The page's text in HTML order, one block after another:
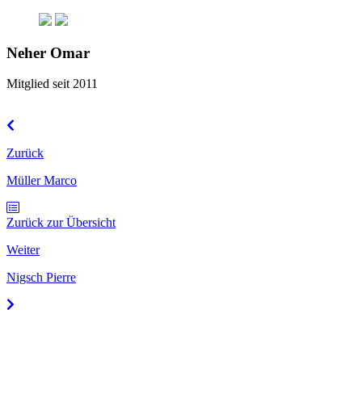
Neher Omar
Mitglied seit 2011
Zurück
Müller Marco
Zurück zur Übersicht
Weiter
Nigsch Pierre